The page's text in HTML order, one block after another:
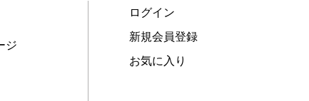
ジ
ログイン
新規会員登録
お気に入り